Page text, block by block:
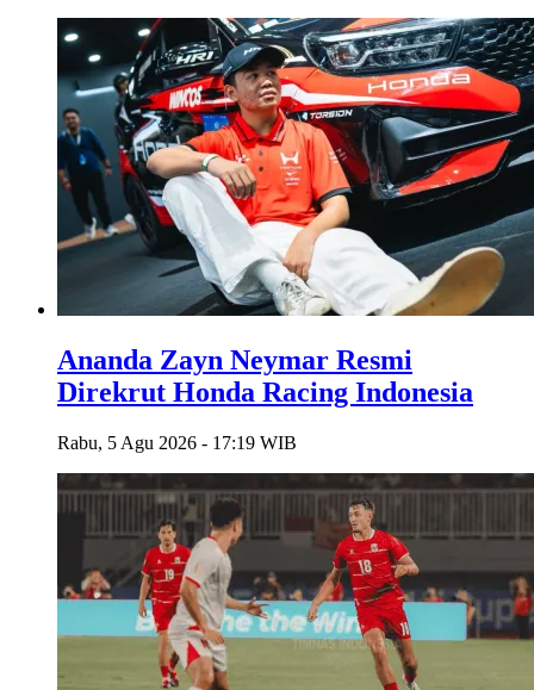
Ananda Zayn Neymar Resmi
Direkrut Honda Racing Indonesia
Rabu, 5 Agu 2026 - 17:19 WIB